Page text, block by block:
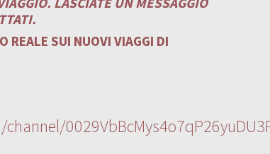
REALE SUI NUOVI VIAGGI DI